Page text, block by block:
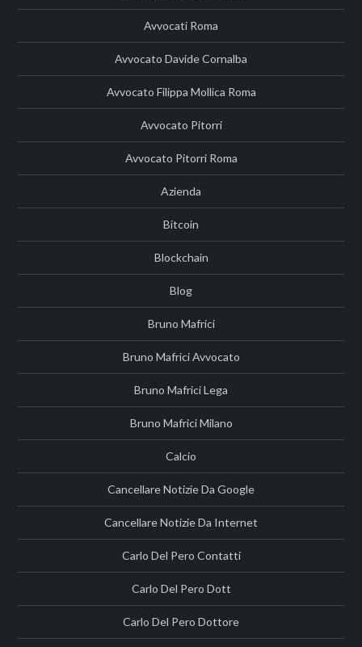
Avvocati Roma
Avvocato Davide Cornalba
Avvocato Filippa Mollica Roma
Avvocato Pitorri
Avvocato Pitorri Roma
Azienda
Bitcoin
Blockchain
Blog
Bruno Mafrici
Bruno Mafrici Avvocato
Bruno Mafrici Lega
Bruno Mafrici Milano
Calcio
Cancellare Notizie Da Google
Cancellare Notizie Da Internet
Carlo Del Pero Contatti
Carlo Del Pero Dott
Carlo Del Pero Dottore